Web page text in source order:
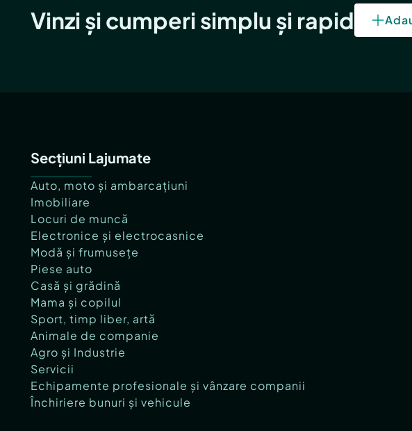
Vinzi și cumperi simplu și rapid
Secțiuni Lajumate
Auto, moto și ambarcațiuni
Imobiliare
Locuri de muncă
Electronice și electrocasnice
Modă și frumusețe
Piese auto
Casă și grădină
Mama și copilul
Sport, timp liber, artă
Animale de companie
Agro și Industrie
Servicii
Echipamente profesionale și vânzare companii
Închiriere bunuri și vehicule